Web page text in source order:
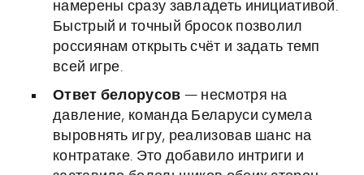
намерены сразу завладеть инициативой.
Быстрый и точный бросок позволил
россиянам открыть счёт и задать темп
всей игре.
Ответ белорусов — несмотря на
давление, команда Беларуси сумела
выровнять игру, реализовав шанс на
контратаке. Это добавило интриги и